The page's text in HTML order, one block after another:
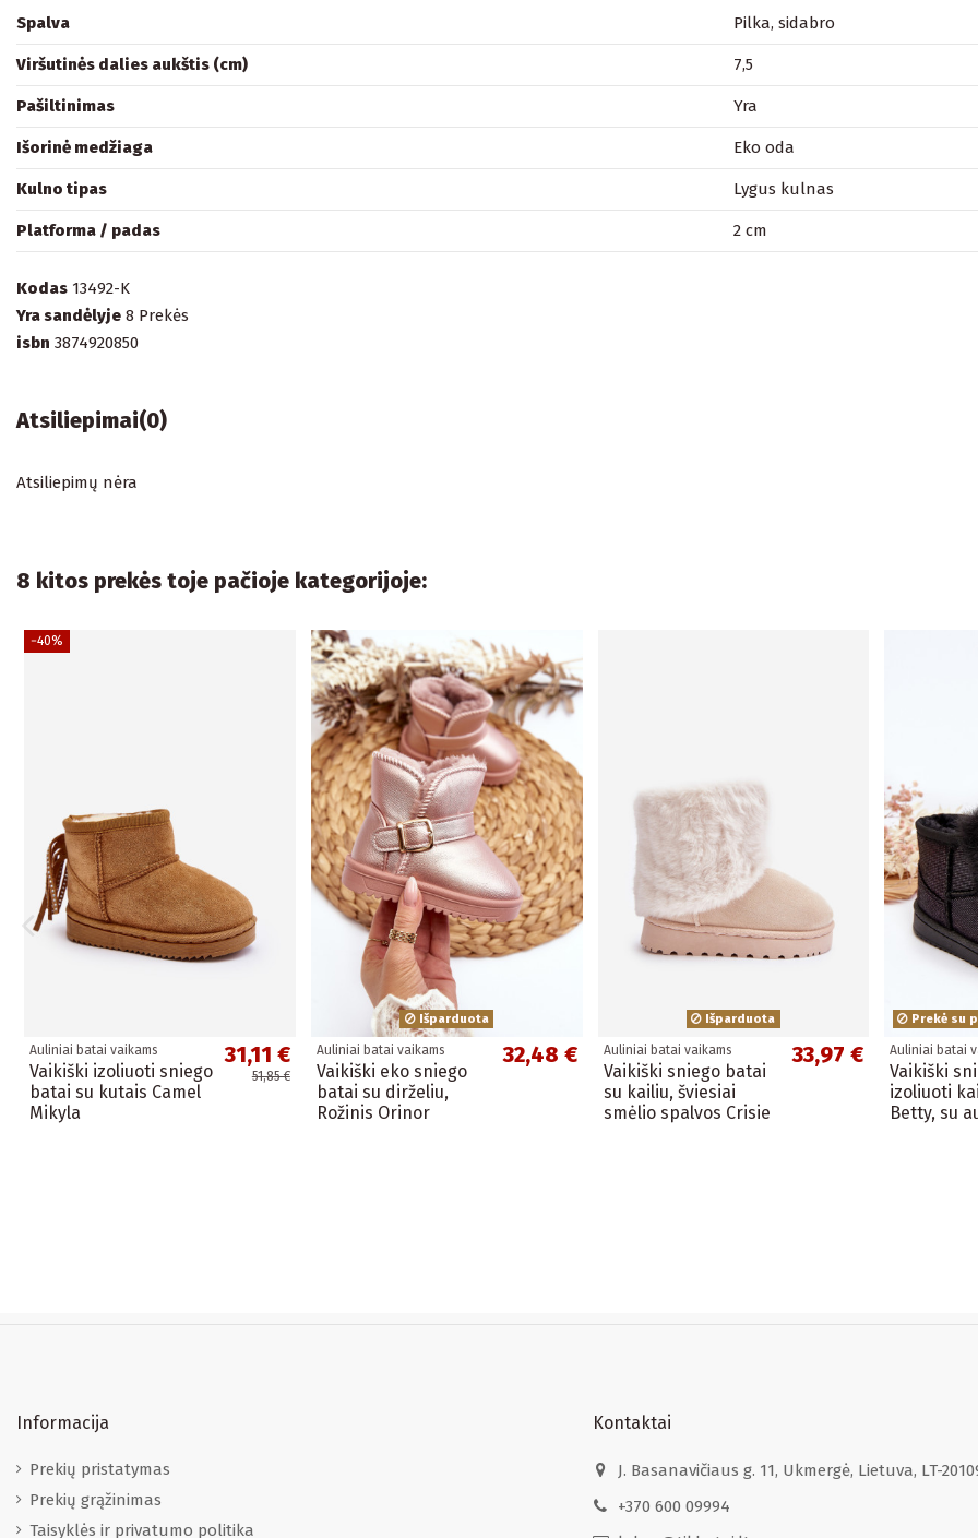
Spalva Pilka, sidabro
Viršutinės dalies aukštis (cm) 7,5
Pašiltinimas Yra
Išorinė medžiaga Eko oda
Kulno tipas Lygus kulnas
Platforma / padas 2 cm
Kodas 13492-K
Yra sandėlyje 8 Prekės
isbn 3874920850
Atsiliepimai(0)
Atsiliepimų nėra
8 kitos prekės toje pačioje kategorijoje:
−40%
Auliniai batai vaikams
Vaikiški izoliuoti sniego
batai su kutais Camel
Mikyla
31,11 €
51,85 €
Išparduota
Auliniai batai vaikams
Vaikiški eko sniego
batai su dirželiu,
Rožinis Orinor
32,48 €
Išparduota
Auliniai batai vaikams
Vaikiški sniego batai
su kailiu, šviesiai
smėlio spalvos Crisie
33,97 €
Prekė su
Auliniai batai
Vaikiški
izoliuoti
Betty, su
Informacija
Prekių pristatymas
Prekių grąžinimas
Taisyklės ir privatumo politika
Kontaktai
J. Basanavičiaus g. 11, Ukmergė, Lietuva, LT-
+370 600 09994